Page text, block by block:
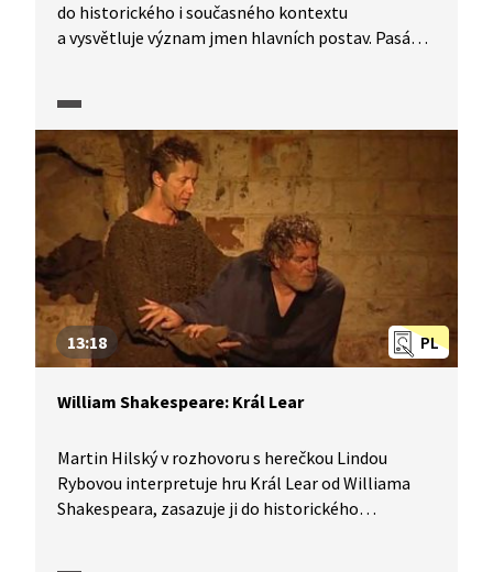
do historického i současného kontextu
a vysvětluje význam jmen hlavních postav. Pasáž
PL
13:18
William Shakespeare: Král Lear
Martin Hilský v rozhovoru s herečkou Lindou
Rybovou interpretuje hru Král Lear od Williama
Shakespeara, zasazuje ji do historického